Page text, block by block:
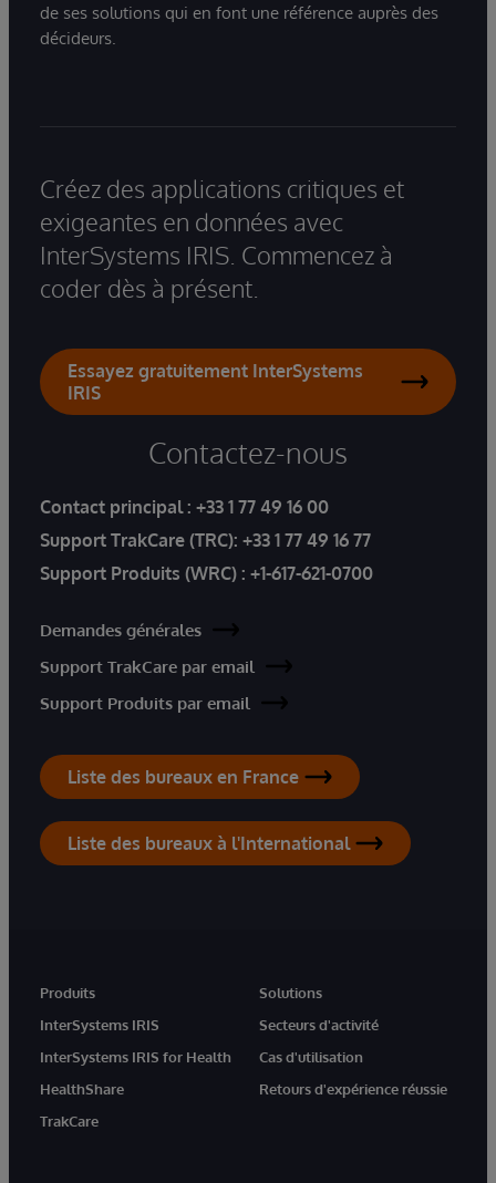
de ses solutions qui en font une référence auprès des
décideurs.
Créez des applications critiques et
exigeantes en données avec
InterSystems IRIS. Commencez à
coder dès à présent.
Essayez gratuitement InterSystems
IRIS
Contactez-nous
Contact principal : +33 1 77 49 16 00
Support TrakCare (TRC): +33 1 77 49 16 77
Support Produits (WRC) : +1-617-621-0700
Demandes générales
Support TrakCare par email
Support Produits par email
Liste des bureaux en France
Liste des bureaux à l'International
Produits
InterSystems IRIS
InterSystems IRIS for Health
HealthShare
TrakCare
Solutions
Secteurs d'activité
Cas d'utilisation
Retours d'expérience réussie